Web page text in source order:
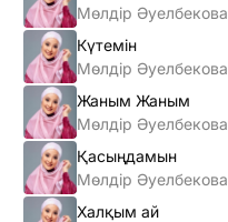
Мөлдір Әуелбекова
Күтемін
Мөлдір Әуелбекова
Жаным Жаным
Мөлдір Әуелбекова
Қасыңдамын
Халқым ай